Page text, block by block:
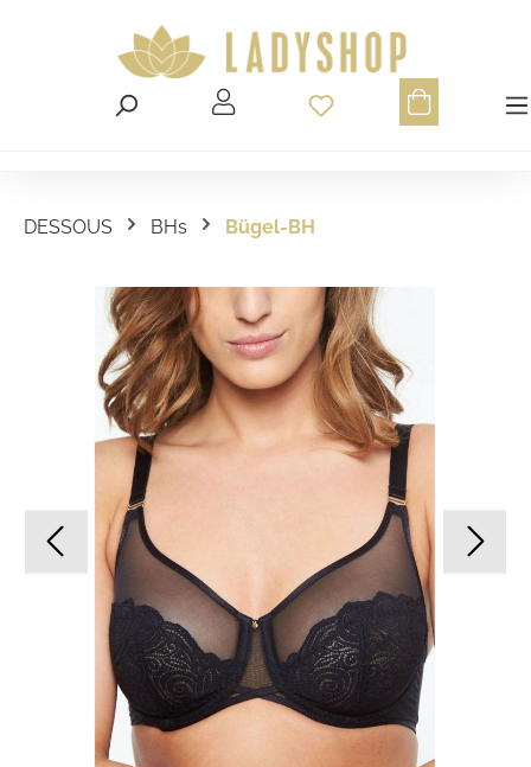
Du hast 0
DESSOUS BHs Bügel-BH
Bildergalerie überspringen